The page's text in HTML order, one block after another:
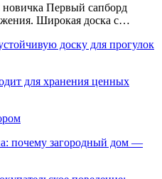
новичка Первый сапборд
Широкая доска с…
доску для прогулок
для хранения ценных
почему загородный дом —